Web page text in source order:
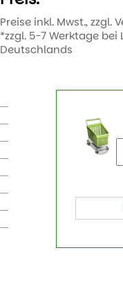
Preise inkl. Mwst., zzgl.
*zzgl. 5-7 Werktage
Deutschlands